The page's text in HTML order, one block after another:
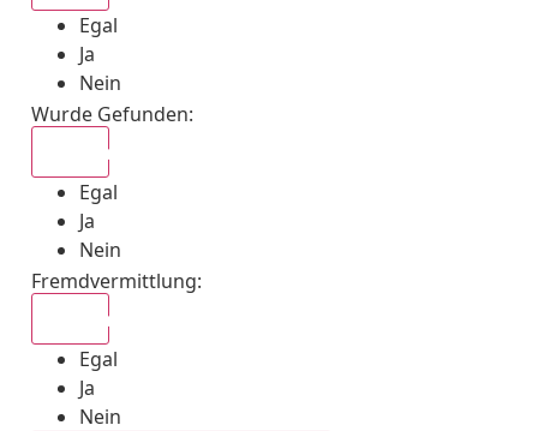
Egal
Ja
Nein
Wurde Gefunden:
Egal
Ja
Nein
Fremdvermittlung:
Egal
Ja
Nein